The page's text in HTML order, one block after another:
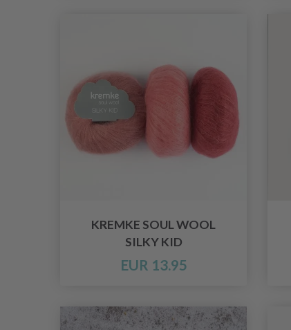
KREMKE SOUL WOOL
SILKY KID
EUR 13.95